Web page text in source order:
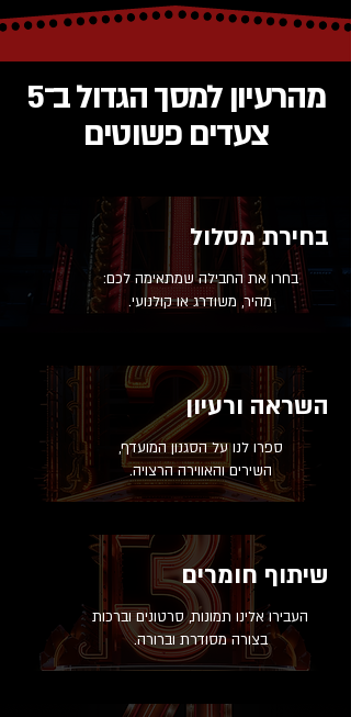
מהרעיון למסך הגדול ב־5
צעדים פשוטים
בחירת מסלול
בחרו את החבילה שמתאימה לכם:
מהיר, משודרג או קולנועי.
השראה ורעיון
ספרו לנו על הסגנון המועדף,
השירים והאווירה הרצויה.
שיתוף חומרים
העבירו אלינו תמונות, סרטונים וברכות
בצורה מסודרת וברורה.